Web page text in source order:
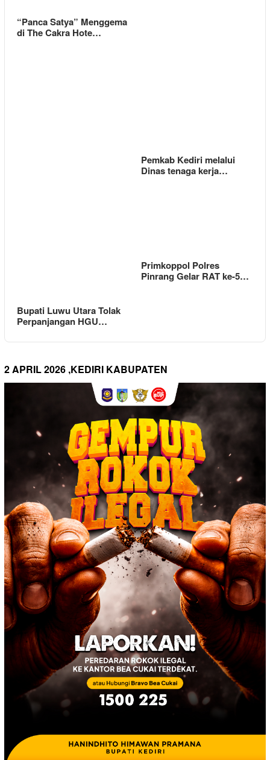
“Panca Satya” Menggema
di The Cakra Hote…
Pemkab Kediri melalui
Dinas tenaga kerja…
Bupati Luwu Utara Tolak
Perpanjangan HGU…
Primkoppol Polres
Pinrang Gelar RAT ke-5…
2 APRIL 2026 ,KEDIRI KABUPATEN